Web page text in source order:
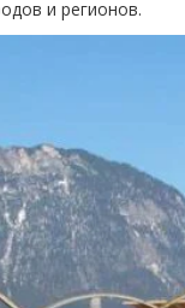
и регионов.